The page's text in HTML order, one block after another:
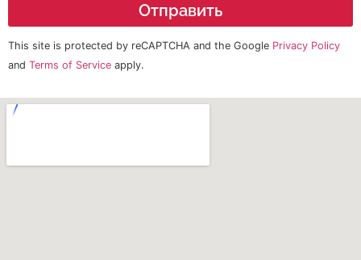
Отправить
This site is protected by reCAPTCHA and the Google Privacy Policy
and Terms of Service apply.